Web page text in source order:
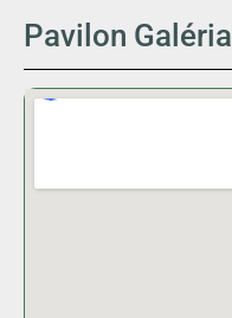
Pavilon Galéria